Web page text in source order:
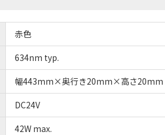
赤色
634nm typ.
幅443mm×奥行き20mm×高さ20mm
DC24V
42W max.